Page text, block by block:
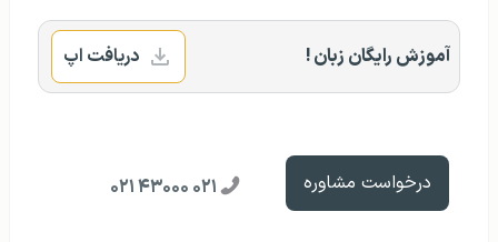
آموزش رایگان زبان ! دریافت اپ
درخواست مشاوره ۰۲۱ ۴۳۰۰۰ ۰۲۱